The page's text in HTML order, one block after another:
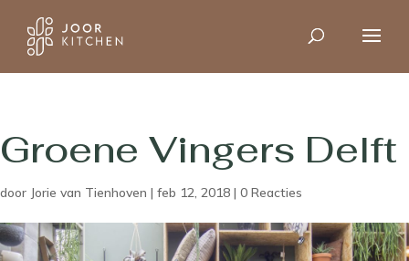
Groene Vingers Delft
door Jorie van Tienhoven | feb 12, 2018 | 0 Reacties